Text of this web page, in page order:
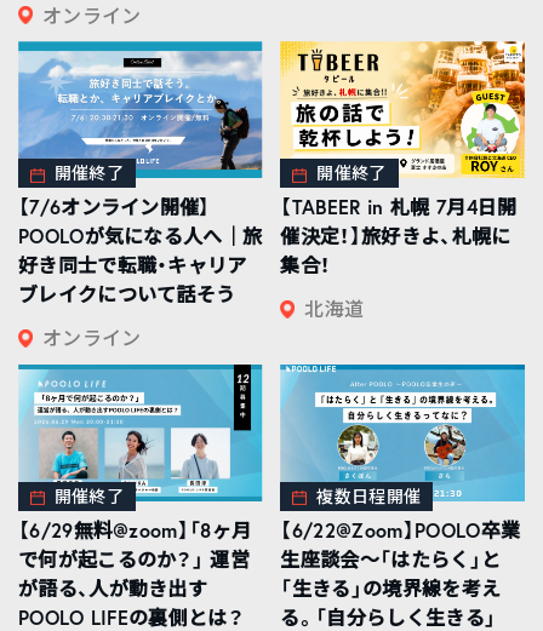
オンライン
開催終了
【7/6オンライン開催】
POOLOが気になる人へ｜旅
好き同士で転職・キャリア
ブレイクについて話そう
オンライン
開催終了
【TABEER in 札幌 7月4日開
催決定！】旅好きよ、札幌に
集合！
北海道
開催終了
【6/29無料@zoom】「8ヶ月
で何が起こるのか？」 運営
が語る、人が動き出す
POOLO LIFEの裏側とは？
複数日程開催
【6/22@Zoom】POOLO卒業
生座談会〜「はたらく」と
「生きる」の境界線を考え
る。「自分らしく生きる」